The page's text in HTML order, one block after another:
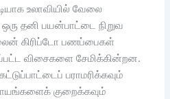
உலாவியில் வேலை
தனி பயன்பாட்டை நிறுவ
கிரிப்டோ பணப்பைகள்
விசைகளை சேமிக்கின்றன.
பராமரிக்கவும்
குறைக்கவும்